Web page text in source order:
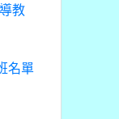
教
名單